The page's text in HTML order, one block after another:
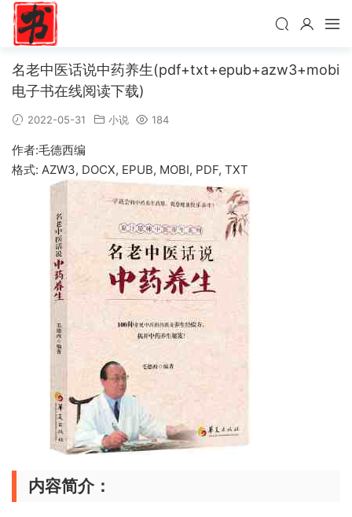
名老中医话说中药养生(pdf+txt+epub+azw3+mobi
电子书在线阅读下载)
2022-05-31 小说 184
作者:毛德西编
格式: AZW3, DOCX, EPUB, MOBI, PDF, TXT
内容简介：